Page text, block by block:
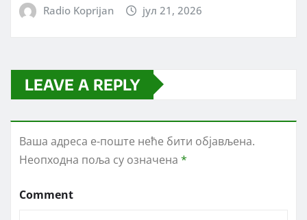
Radio Koprijan јул 21, 2026
LEAVE A REPLY
Ваша адреса е-поште неће бити објављена.
Неопходна поља су означена *
Comment